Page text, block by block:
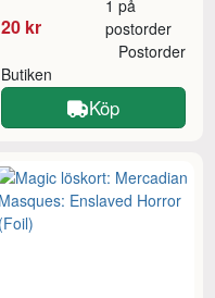
20 kr
1 på
postorder
Butiken
Postorder
Köp